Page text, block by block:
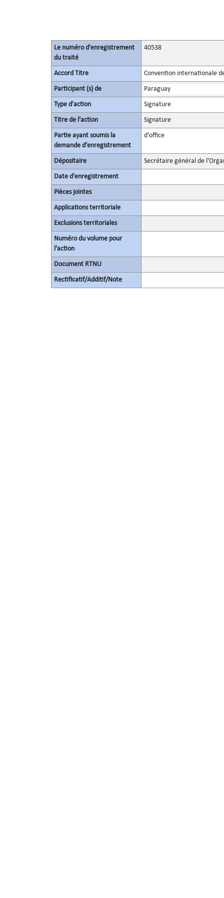
Le numéro d'enregistrement
du traité
40538
Accord Titre Convention internationale
Participant (s) de Paraguay
Type d'action Signature
Titre de l'action Signature
Partie ayant soumis la
demande d’enregistrement
d'office
Dépositaire Secrétaire général de
Date d'enregistrement
Pièces jointes
Applications territoriale
Exclusions territoriales
Numéro du volume pour
l'action
Document RTNU
Rectificatif/Additif/Note